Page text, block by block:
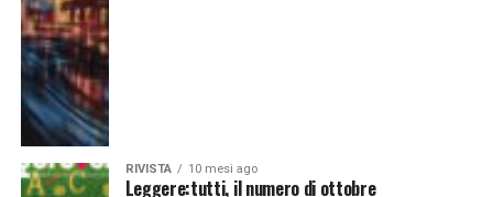
RIVISTA 10 mesi ago
Leggere:tutti, il numero di ottobre